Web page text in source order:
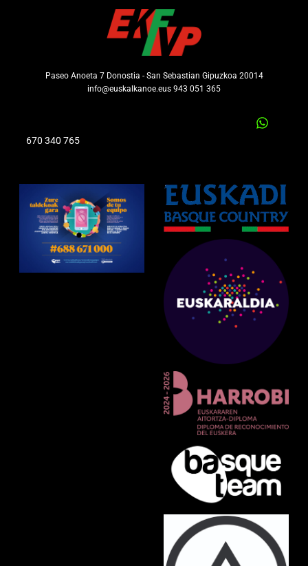
Paseo Anoeta 7 Donostia - San Sebastian Gipuzkoa 20014
info@euskalkanoe.eus 943 051 365
670 340 765